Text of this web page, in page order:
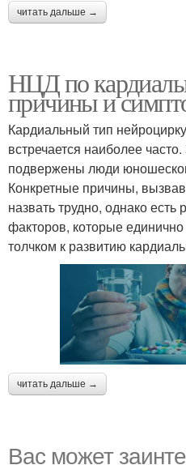
читать дальше →
НЦД по
причины и
Кардиальный тип
встречается наиболее
подвержены люди
Конкретные причины,
назвать трудно, однако
факторов, которые
толчком к развитию
читать дальше →
Вас может